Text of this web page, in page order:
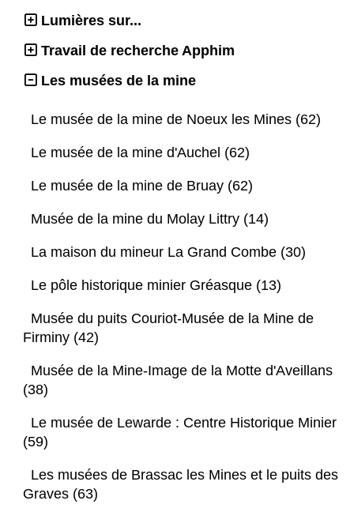
Lumières sur...
Travail de recherche Apphim
Les musées de la mine
Le musée de la mine de Noeux les Mines (62)
Le musée de la mine d'Auchel (62)
Le musée de la mine de Bruay (62)
Musée de la mine du Molay Littry (14)
La maison du mineur La Grand Combe (30)
Le pôle historique minier Gréasque (13)
Musée du puits Couriot-Musée de la Mine de
Firminy (42)
Musée de la Mine-Image de la Motte d'Aveillans
(38)
Le musée de Lewarde : Centre Historique Minier
(59)
Les musées de Brassac les Mines et le puits des
Graves (63)